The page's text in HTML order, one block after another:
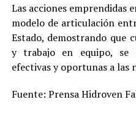
Las acciones emprendidas
modelo de articulación
Estado, demostrando que
y trabajo en equipo, se
efectivas y oportunas a las
Fuente: Prensa Hidroven